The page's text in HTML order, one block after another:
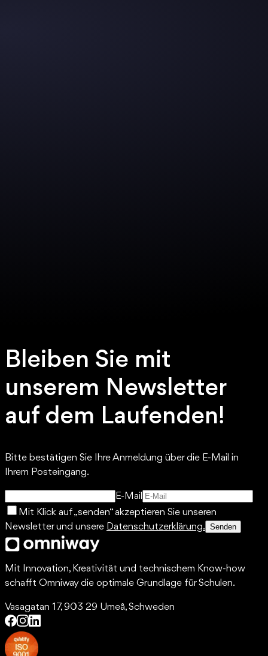
Bleiben Sie mit
unserem Newsletter
auf dem Laufenden!
Bitte bestätigen Sie Ihre Anmeldung über die E-Mail in
Ihrem Posteingang.
E-Mail
Mit Klick auf „senden“ akzeptieren Sie unseren
Newsletter und unsere Datenschutzerklärung. Senden
Mit Innovation, Kreativität und technischem Know-how
schafft Omniway die optimale Grundlage für Schulen.
Vasagatan 17, 903 29 Umeå, Schweden